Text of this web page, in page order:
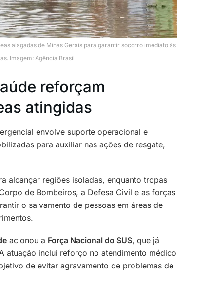
alagadas de Minas Gerais para garantir socorro imediato às
Imagem: Agência Brasil
reforçam
atingidas
envolve suporte operacional e
para auxiliar nas ações de resgate,
alcançar regiões isoladas, enquanto tropas
de Bombeiros, a Defesa Civil e as forças
o salvamento de pessoas em áreas de
acionou a Força Nacional do SUS, que já
atuação inclui reforço no atendimento médico
de evitar agravamento de problemas de